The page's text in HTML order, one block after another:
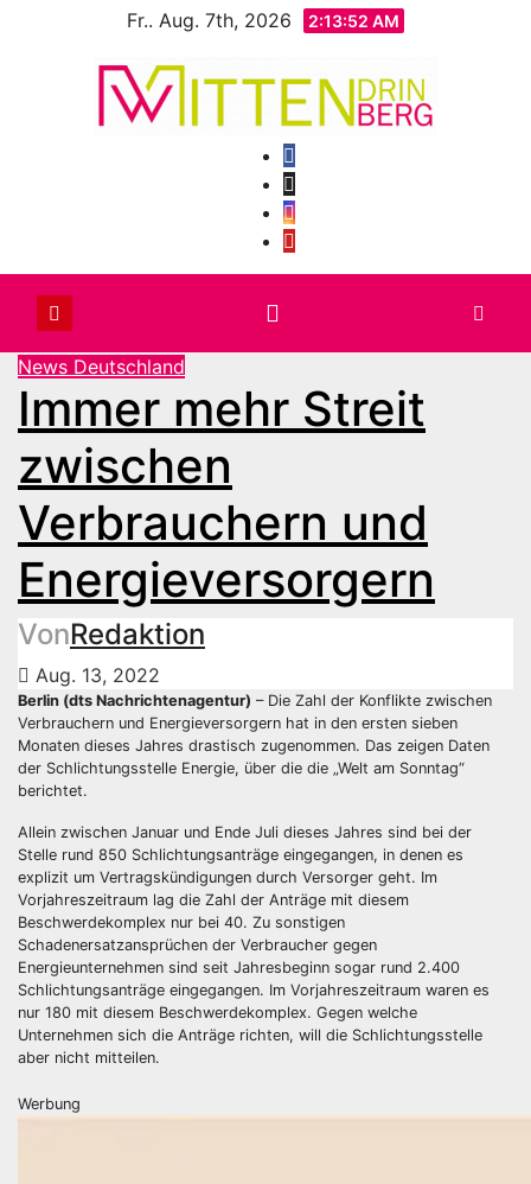
Fr.. Aug. 7th, 2026 2:13:54 AM
News Deutschland
Immer mehr Streit
zwischen
Verbrauchern und
Energieversorgern
VonRedaktion
Aug. 13, 2022
Berlin (dts Nachrichtenagentur) – Die Zahl der Konflikte zwischen
Verbrauchern und Energieversorgern hat in den ersten sieben
Monaten dieses Jahres drastisch zugenommen. Das zeigen Daten
der Schlichtungsstelle Energie, über die die „Welt am Sonntag“
berichtet.
Allein zwischen Januar und Ende Juli dieses Jahres sind bei der
Stelle rund 850 Schlichtungsanträge eingegangen, in denen es
explizit um Vertragskündigungen durch Versorger geht. Im
Vorjahreszeitraum lag die Zahl der Anträge mit diesem
Beschwerdekomplex nur bei 40. Zu sonstigen
Schadenersatzansprüchen der Verbraucher gegen
Energieunternehmen sind seit Jahresbeginn sogar rund 2.400
Schlichtungsanträge eingegangen. Im Vorjahreszeitraum waren es
nur 180 mit diesem Beschwerdekomplex. Gegen welche
Unternehmen sich die Anträge richten, will die Schlichtungsstelle
aber nicht mitteilen.
Werbung